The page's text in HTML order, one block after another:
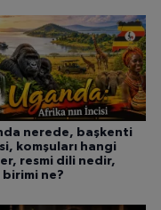
nerede, başkenti
komşuları hangi
resmi dili nedir,
birimi ne?